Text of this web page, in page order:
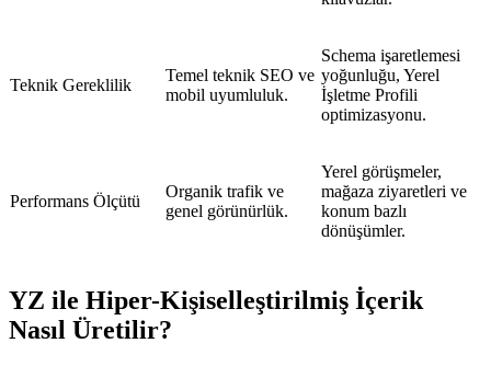
Teknik Gereklilik
Temel teknik SEO ve
mobil uyumluluk.
Schema işaretlemesi
yoğunluğu, Yerel
İşletme Profili
optimizasyonu.
Performans Ölçütü
Organik trafik ve
genel görünürlük.
Yerel görüşmeler,
mağaza ziyaretleri ve
konum bazlı
dönüşümler.
YZ ile Hiper-Kişiselleştirilmiş İçerik
Nasıl Üretilir?